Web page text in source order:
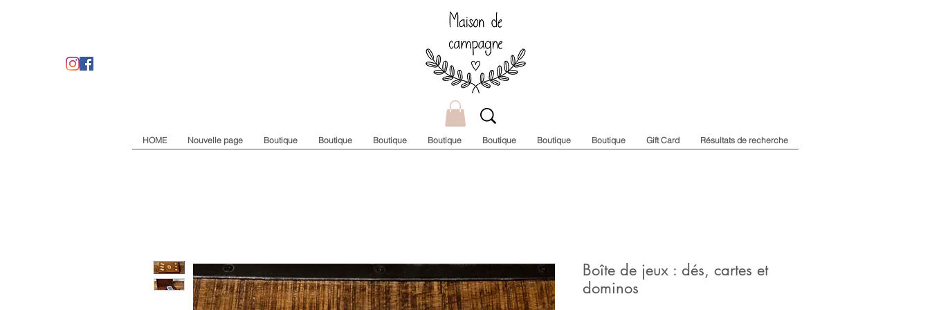
HOME Nouvelle page Boutique Boutique Boutique Boutique Boutique Boutique Boutique Gift Card Résultats de recherche
Boîte de jeux : dés, cartes et
dominos